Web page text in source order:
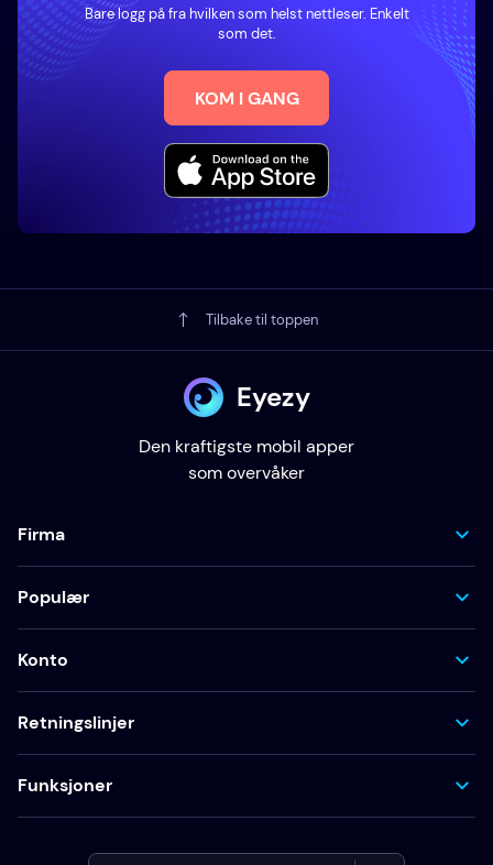
Bare logg på fra hvilken som helst nettleser. Enkelt
som det.
KOM I GANG
Tilbake til toppen
Eyezy
Den kraftigste mobil apper
som overvåker
Firma
Populær
Konto
Retningslinjer
Funksjoner